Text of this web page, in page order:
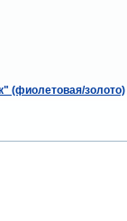
(фиолетовая/золото)